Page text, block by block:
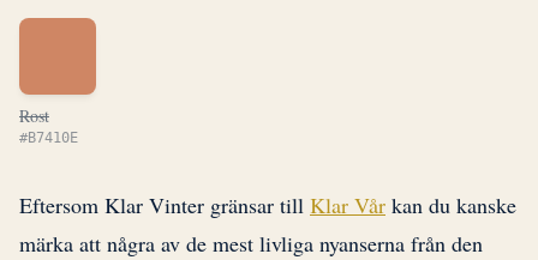
Rost
#B7410E
Eftersom Klar Vinter gränsar till Klar Vår kan du kanske
märka att några av de mest livliga nyanserna från den